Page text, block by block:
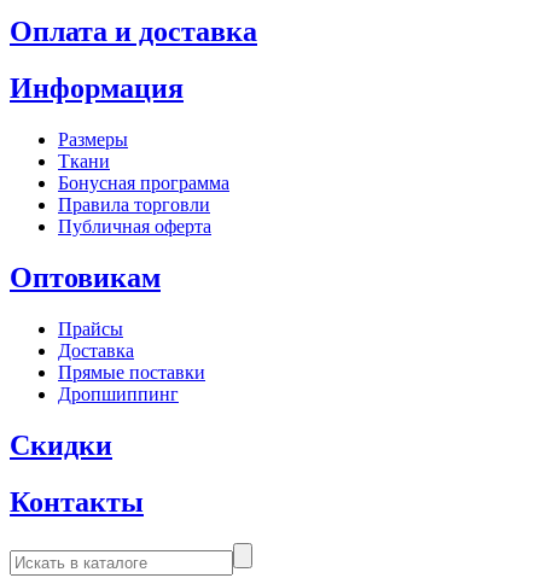
Оплата и доставка
Информация
Размеры
Ткани
Бонусная программа
Правила торговли
Публичная оферта
Оптовикам
Прайсы
Доставка
Прямые поставки
Дропшиппинг
Скидки
Контакты